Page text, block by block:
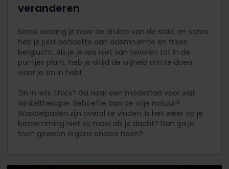
veranderen
Soms verlang je naar de drukte van de stad, en soms
heb je juist behoefte aan ademruimte en frisse
berglucht. Als je je reis niet van tevoren tot in de
puntjes plant, heb je altijd de vrijheid om te doen
waar je zin in hebt.
Zin in iets chics? Ga naar een modestad voor wat
winkeltherapie. Behoefte aan de vrije natuur?
Wandelpaden zijn overal te vinden. Is het weer op je
bestemming niet zo mooi als je dacht? Dan ga je
toch gewoon ergens anders heen?